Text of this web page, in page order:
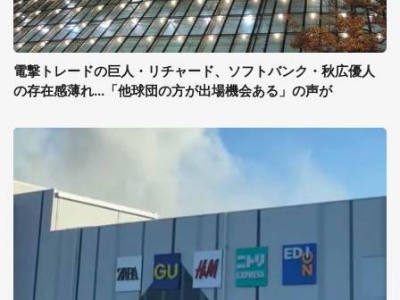
電撃トレードの巨人・リチャード、ソフトバンク・秋広優人
の存在感薄れ...「他球団の方が出場機会ある」の声が